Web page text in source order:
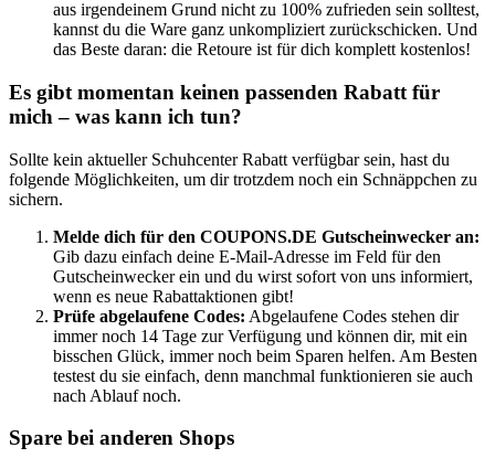
aus irgendeinem Grund nicht zu 100% zufrieden sein solltest,
kannst du die Ware ganz unkompliziert zurückschicken. Und
das Beste daran: die Retoure ist für dich komplett kostenlos!
Es gibt momentan keinen passenden Rabatt für
mich – was kann ich tun?
Sollte kein aktueller Schuhcenter Rabatt verfügbar sein, hast du
folgende Möglichkeiten, um dir trotzdem noch ein Schnäppchen zu
sichern.
Melde dich für den COUPONS.DE Gutscheinwecker an:
Gib dazu einfach deine E-Mail-Adresse im Feld für den
Gutscheinweckerein und du wirst sofort von uns informiert,
wenn es neue Rabattaktionen gibt!
Prüfe abgelaufene Codes: Abgelaufene Codes stehen dir
immer noch 14 Tage zur Verfügung und können dir, mit ein
bisschen Glück, immer noch beim Sparen helfen. Am Besten
testest du sie einfach, denn manchmal funktionieren sie auch
nach Ablauf noch.
Spare bei anderen Shops